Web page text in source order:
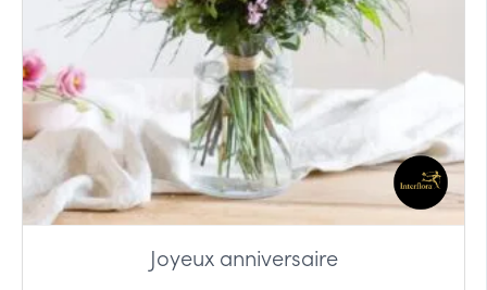
Joyeux anniversaire